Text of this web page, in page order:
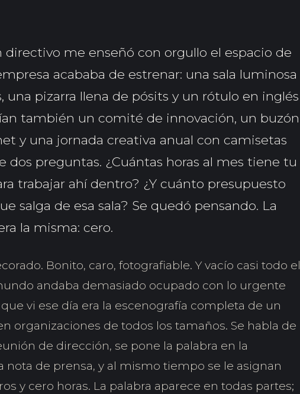
me enseñó con orgullo el espacio de
acababa de estrenar: una sala luminosa
una pizarra llena de pósits y un rótulo en inglés
también un comité de innovación, un buzón
y una jornada creativa anual con camisetas
dos preguntas. ¿Cuántas horas al mes tiene tu
trabajar ahí dentro? ¿Y cuánto presupuesto
salga de esa sala? Se quedó pensando. La
la misma: cero.
Bonito, caro, fotografiable. Y vacío casi todo el
andaba demasiado ocupado con lo urgente
vi ese día era la escenografía completa de un
organizaciones de todos los tamaños. Se habla de
de dirección, se pone la palabra en la
nota de prensa, y al mismo tiempo se le asignan
y cero horas. La palabra aparece en todas partes;